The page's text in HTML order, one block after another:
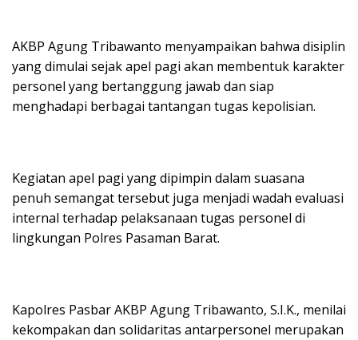
AKBP Agung Tribawanto menyampaikan bahwa disiplin
yang dimulai sejak apel pagi akan membentuk karakter
personel yang bertanggung jawab dan siap
menghadapi berbagai tantangan tugas kepolisian.
Kegiatan apel pagi yang dipimpin dalam suasana
penuh semangat tersebut juga menjadi wadah evaluasi
internal terhadap pelaksanaan tugas personel di
lingkungan Polres Pasaman Barat.
Kapolres Pasbar AKBP Agung Tribawanto, S.I.K., menilai
kekompakan dan solidaritas antarpersonel merupakan